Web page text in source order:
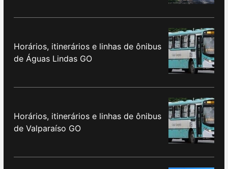
Horários, itinerários e linhas de ônibus
de Águas Lindas GO
Horários, itinerários e linhas de ônibus
de Valparaíso GO